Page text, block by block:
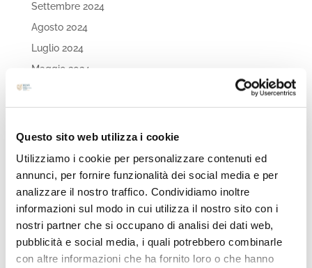
Questo sito web utilizza i cookie
Utilizziamo i cookie per personalizzare contenuti ed
annunci, per fornire funzionalità dei social media e per
analizzare il nostro traffico. Condividiamo inoltre
informazioni sul modo in cui utilizza il nostro sito con i
nostri partner che si occupano di analisi dei dati web,
pubblicità e social media, i quali potrebbero combinarle
con altre informazioni che ha fornito loro o che hanno
Settembre 2024
Agosto 2024
Luglio 2024
Maggio 2024
Aprile 2024
Marzo 2024
Febbraio 2024
Dicembre 2023
Settembre 2023
Agosto 2023
Giugno 2023
Maggio 2023
Aprile 2023